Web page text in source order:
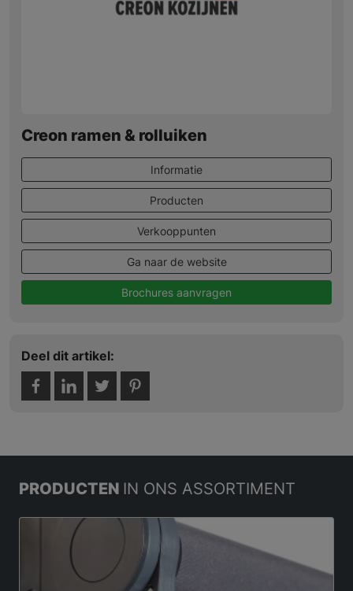
Creon ramen & rolluiken
Informatie
Producten
Verkooppunten
Ga naar de website
Brochures aanvragen
Deel dit artikel:
PRODUCTEN IN ONS ASSORTIMENT